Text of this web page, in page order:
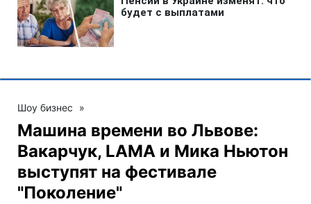
Шоу бизнес »
Машина времени во Львове:
Вакарчук, LAMA и Мика Ньютон
выступят на фестивале
"Поколение"